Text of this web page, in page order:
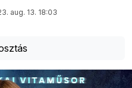
aug. 13. 18:03